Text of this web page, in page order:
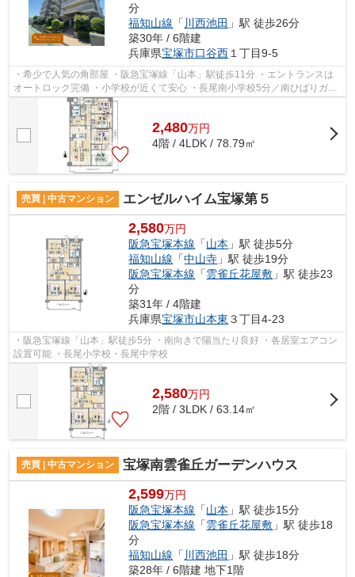
分
福知山線 「 川西池田 」駅 徒歩26分
築30年 / 6階建
兵庫県宝塚市口谷西 １丁目9-5
・希少で人気の角部屋 ・阪急宝塚線「山本」駅徒歩11分 ・エントランスは
オートロック完備 ・小学校が近くて安心 ・長尾南小学校5分／南ひばりガ丘
2,480万円
4階 / 4LDK / 78.79㎡
売買 | 中古マンション エンゼルハイム宝塚第５
2,580万円
阪急宝塚本線 「山本 」駅 徒歩5分
福知山線 「中山寺 」駅 徒歩19分
阪急宝塚本線 「雲雀丘花屋敷 」駅 徒歩23
分
築31年 / 4階建
兵庫県宝塚市山本東 ３丁目4-23
・阪急宝塚線「山本」駅徒歩5分 ・南向きで陽当たり良好 ・各居室エアコン
設置可能 ・長尾小学校・長尾中学校
2,580万円
2階 / 3LDK / 63.14㎡
売買 | 中古マンション 宝塚南雲雀丘ガーデンハウス
2,599万円
阪急宝塚本線 「山本 」駅 徒歩15分
阪急宝塚本線 「雲雀丘花屋敷 」駅 徒歩18
分
福知山線 「 川西池田 」駅 徒歩18分
築28年 / 6階建 地下1階